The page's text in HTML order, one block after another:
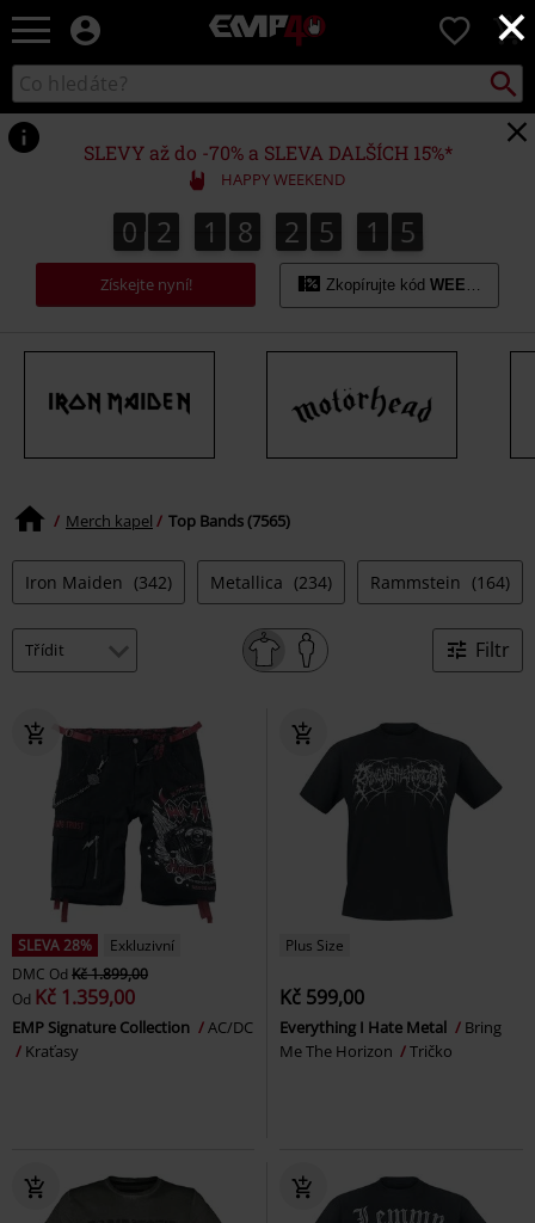
×
EMP
Hudba,
filmy
&
seriály,
Merch
pro
hráče,
Alternativní
móda
0
Katalog
vyhledávání
SLEVY až do -70% a SLEVA DALŠÍCH 15%*
HAPPY WEEKEND
0
0 2
2 1
1 8
8 2
2 5
5 1
1
1
1 3
4
3
5
4
Získejte nyní! Zkopírujte kód WEEKEND
Merch kapel Top Bands (7565)
Iron Maiden (342) Metallica (234) Rammstein (164)
Filtr
SLEVA 28%
Exkluzivní
DMC Od Kč 1.899,00
Od Kč 1.359,00
EMP Signature Collection
AC/DC
Kraťasy
Plus Size
Kč 599,00
Everything I Hate Metal
Bring
Me The Horizon
Tričko